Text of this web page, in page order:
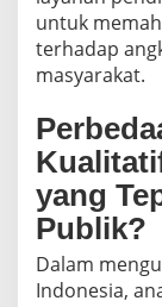
untuk
terhadap
masyarakat.
yang
Publik?
Dalam
Indonesia,